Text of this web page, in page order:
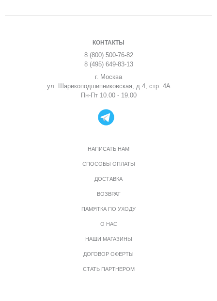
КОНТАКТЫ
8 (800) 500-76-82
8 (495) 649-83-13
г. Москва
ул. Шарикоподшипниковская, д.4, стр. 4А
Пн-Пт 10.00 - 19.00
НАПИСАТЬ НАМ
СПОСОБЫ ОПЛАТЫ
ДОСТАВКА
ВОЗВРАТ
ПАМЯТКА ПО УХОДУ
О НАС
НАШИ МАГАЗИНЫ
ДОГОВОР ОФЕРТЫ
СТАТЬ ПАРТНЕРОМ